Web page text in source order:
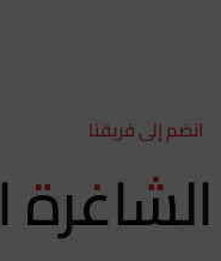
انضم إلى فريقنا